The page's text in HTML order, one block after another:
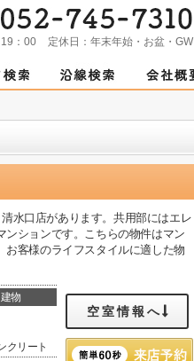
：00 定休日： 年末年始・お盆・GW
水口店があります。共用部にはエレ
ションです。こちらの物件はマン
客様のライフスタイルに適した物
建物
クリート
空室情報へ